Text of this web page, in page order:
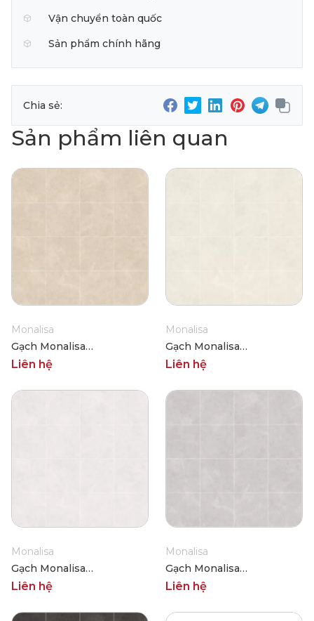
Vận chuyển toàn quốc
Sản phẩm chính hãng
Chia sẻ:
Sản phẩm liên quan
Monalisa
Gạch Monalisa
FDS100360M 600x600
Liên hệ
Monalisa
Gạch Monalisa
FDS100361M 600x600
Liên hệ
Monalisa
Gạch Monalisa
FDS100362M 600x600
Liên hệ
Monalisa
Gạch Monalisa
FDS100363M 600x600
Liên hệ